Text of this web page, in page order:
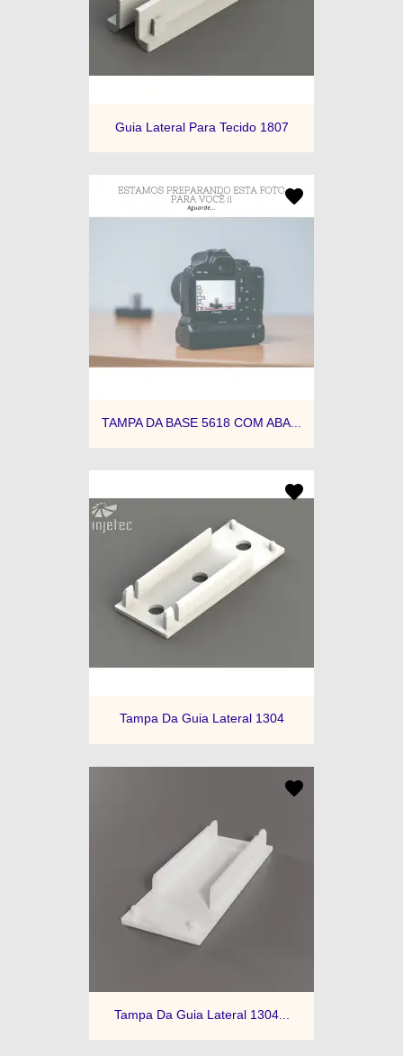
Guia Lateral Para Tecido 1807
TAMPA DA BASE 5618 COM ABA...
Tampa Da Guia Lateral 1304
Tampa Da Guia Lateral 1304...